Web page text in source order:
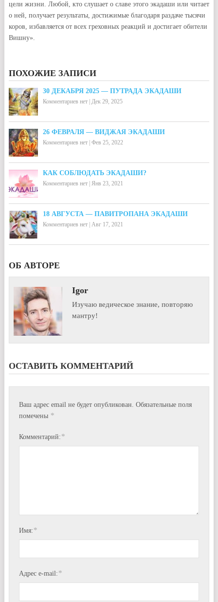
цели жизни. Любой, кто слушает о славе этого экадаши или читает
о ней, получает результаты, достижимые благодаря раздаче тысячи
коров, избавляется от всех греховных реакций и достигает обители
Вишну».
ПОХОЖИЕ ЗАПИСИ
30 ДЕКАБРЯ 2025 — ПУТРАДА ЭКАДАШИ
Комментариев нет| Дек 29, 2025
26 ФЕВРАЛЯ — ВИДЖАЯ ЭКАДАШИ
Комментариев нет| Фев 25, 2022
КАК СОБЛЮДАТЬ ЭКАДАШИ?
Комментариев нет| Янв 23, 2021
18 АВГУСТА — ПАВИТРОПАНА ЭКАДАШИ
Комментариев нет| Авг 17, 2021
ОБ АВТОРЕ
Igor
Изучаю ведическое знание, повторяю
мантру!
ОСТАВИТЬ КОММЕНТАРИЙ
Ваш адрес email не будет опубликован. Обязательные поля
помечены *
Комментарий: *
Имя: *
Адрес e-mail: *